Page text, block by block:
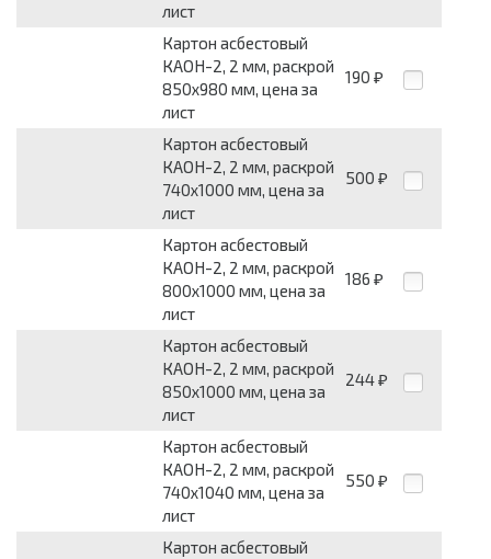
лист
Картон асбестовый
КАОН-2, 2 мм, раскрой
850x980 мм, цена за
лист
190 ₽
Картон асбестовый
КАОН-2, 2 мм, раскрой
740x1000 мм, цена за
лист
500 ₽
Картон асбестовый
КАОН-2, 2 мм, раскрой
800x1000 мм, цена за
лист
186 ₽
Картон асбестовый
КАОН-2, 2 мм, раскрой
850x1000 мм, цена за
лист
244 ₽
Картон асбестовый
КАОН-2, 2 мм, раскрой
740x1040 мм, цена за
лист
550 ₽
Картон асбестовый